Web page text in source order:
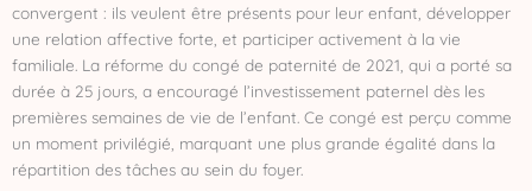
convergent : ils veulent être présents pour leur enfant, développer
une relation affective forte, et participer activement à la vie
familiale. La réforme du congé de paternité de 2021, qui a porté sa
durée à 25 jours, a encouragé l’investissement paternel dès les
premières semaines de vie de l’enfant. Ce congé est perçu comme
un moment privilégié, marquant une plus grande égalité dans la
répartition des tâches au sein du foyer.